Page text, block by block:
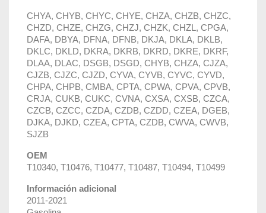
CHYA, CHYB, CHYC, CHYE, CHZA, CHZB, CHZC,
CHZD, CHZE, CHZG, CHZJ, CHZK, CHZL, CPGA,
DAFA, DBYA, DFNA, DFNB, DKJA, DKLA, DKLB,
DKLC, DKLD, DKRA, DKRB, DKRD, DKRE, DKRF,
DLAA, DLAC, DSGB, DSGD, CHYB, CHZA, CJZA,
CJZB, CJZC, CJZD, CYVA, CYVB, CYVC, CYVD,
CHPA, CHPB, CMBA, CPTA, CPWA, CPVA, CPVB,
CRJA, CUKB, CUKC, CVNA, CXSA, CXSB, CZCA,
CZCB, CZCC, CZDA, CZDB, CZDD, CZEA, DGEB,
DJKA, DJKD, CZEA, CPTA, CZDB, CWVA, CWVB,
SJZB
OEM
T10340, T10476, T10477, T10487, T10494, T10499
Información adicional
2011-2021